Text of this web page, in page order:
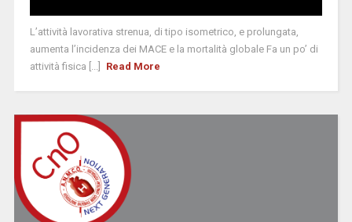
L’attività lavorativa strenua, di tipo isometrico, e prolungata,
aumenta l’incidenza dei MACE e la mortalità globale Fa un po’ di
attività fisica [...]
Read More